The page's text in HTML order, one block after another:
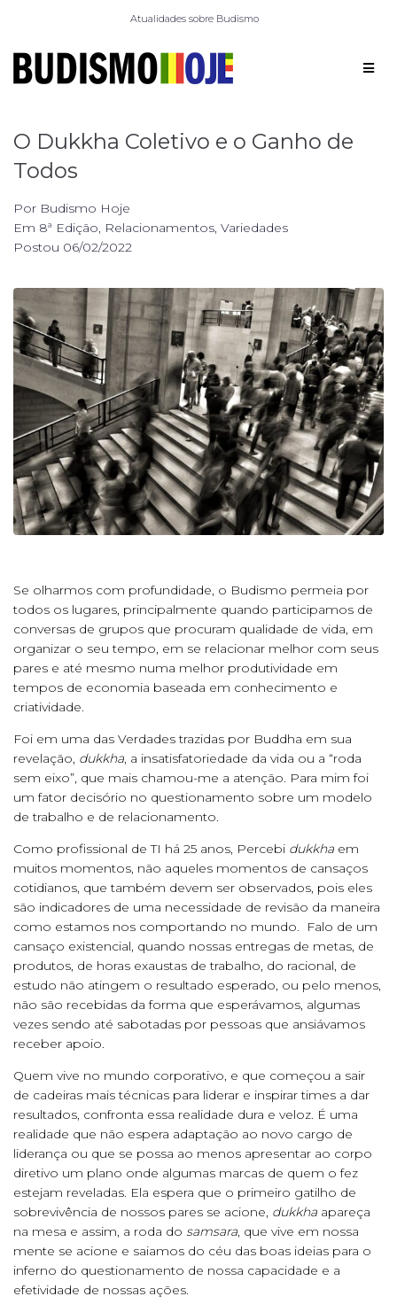
Atualidades sobre Budismo
O Dukkha Coletivo e o Ganho de
Todos
Por Budismo Hoje
Em 8ª Edição, Relacionamentos, Variedades
Postou 06/02/2022
Se olharmos com profundidade, o Budismo permeia por
todos os lugares, principalmente quando participamos de
conversas de grupos que procuram qualidade de vida, em
organizar o seu tempo, em se relacionar melhor com seus
pares e até mesmo numa melhor produtividade em
tempos de economia baseada em conhecimento e
criatividade.
Foi em uma das Verdades trazidas por Buddha em sua
revelação, dukkha, a insatisfatoriedade da vida ou a “roda
sem eixo”, que mais chamou-me a atenção. Para mim foi
um fator decisório no questionamento sobre um modelo
de trabalho e de relacionamento.
Como profissional de TI há 25 anos, Percebi dukkha em
muitos momentos, não aqueles momentos de cansaços
cotidianos, que também devem ser observados, pois eles
são indicadores de uma necessidade de revisão da maneira
como estamos nos comportando no mundo. Falo de um
cansaço existencial, quando nossas entregas de metas, de
produtos, de horas exaustas de trabalho, do racional, de
estudo não atingem o resultado esperado, ou pelo menos,
não são recebidas da forma que esperávamos, algumas
vezes sendo até sabotadas por pessoas que ansiávamos
receber apoio.
Quem vive no mundo corporativo, e que começou a sair
de cadeiras mais técnicas para liderar e inspirar times a dar
resultados, confronta essa realidade dura e veloz. É uma
realidade que não espera adaptação ao novo cargo de
liderança ou que se possa ao menos apresentar ao corpo
diretivo um plano onde algumas marcas de quem o fez
estejam reveladas. Ela espera que o primeiro gatilho de
sobrevivência de nossos pares se acione, dukkha apareça
na mesa e assim, a roda do samsara, que vive em nossa
mente se acione e saiamos do céu das boas ideias para o
inferno do questionamento de nossa capacidade e a
efetividade de nossas ações.